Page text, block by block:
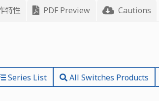
特性 PDF Preview Cautions
Series List All Switches Products